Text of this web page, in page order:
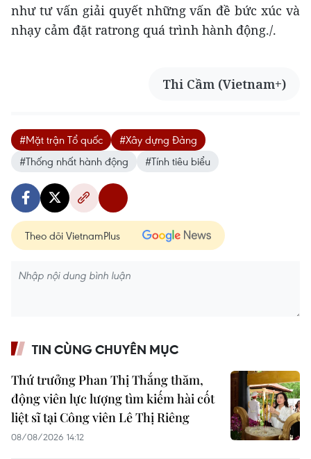
như tư vấn giải quyết những vấn đề bức xúc và
nhạy cảm đặt ratrong quá trình hành động./.
Thi Cầm (Vietnam+)
#Mặt trận Tổ quốc
#Xây dựng Đảng
#Thống nhất hành động
#Tính tiêu biểu
Theo dõi VietnamPlus
TIN CÙNG CHUYÊN MỤC
Thứ trưởng Phan Thị Thắng thăm,
động viên lực lượng tìm kiếm hài cốt
liệt sĩ tại Công viên Lê Thị Riêng
08/08/2026 14:12